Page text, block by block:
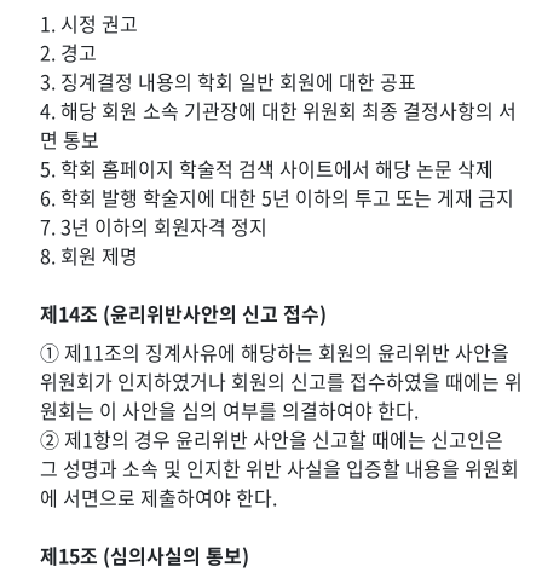
1. 시정 권고
2. 경고
3. 징계결정 내용의 학회 일반 회원에 대한 공표
4. 해당 회원 소속 기관장에 대한 위원회 최종 결정사항의 서
면 통보
5. 학회 홈페이지 학술적 검색 사이트에서 해당 논문 삭제
6. 학회 발행 학술지에 대한 5년 이하의 투고 또는 게재 금지
7. 3년 이하의 회원자격 정지
8. 회원 제명
제14조 (윤리위반사안의 신고 접수)
① 제11조의 징계사유에 해당하는 회원의 윤리위반 사안을
위원회가 인지하였거나 회원의 신고를 접수하였을 때에는 위
원회는 이 사안을 심의 여부를 의결하여야 한다.
② 제1항의 경우 윤리위반 사안을 신고할 때에는 신고인은
그 성명과 소속 및 인지한 위반 사실을 입증할 내용을 위원회
에 서면으로 제출하여야 한다.
제15조 (심의사실의 통보)